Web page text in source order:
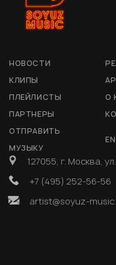
НОВОСТИ
КЛИПЫ
ПЛЕЙЛИСТЫ
О
ПАРТНЕРЫ
ОТПРАВИТЬ
МУЗЫКУ
127055, г. Москва,
+7 (495) 252-56-56
artist@soyuz-